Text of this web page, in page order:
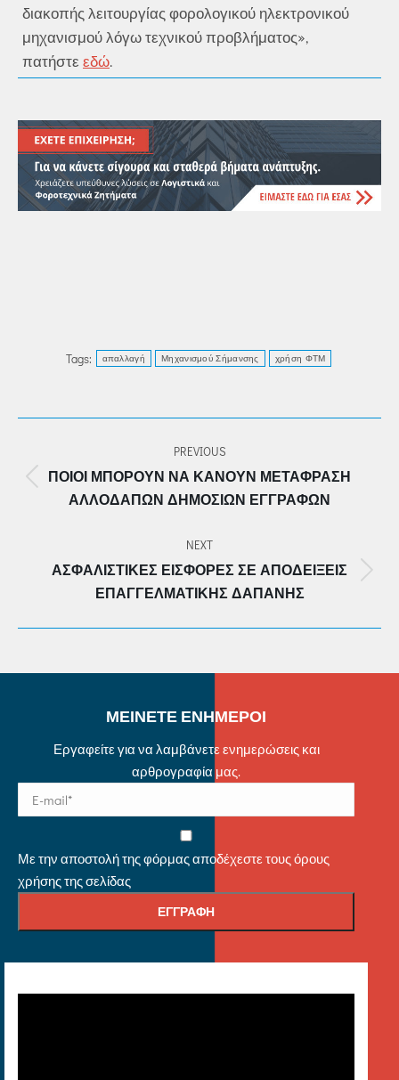
διακοπής λειτουργίας φορολογικού ηλεκτρονικού
μηχανισμού λόγω τεχνικού προβλήματος»,
πατήστε εδώ.
Tags: απαλλαγή Μηχανισμού Σήμανσης χρήση ΦΤΜ
PREVIOUS
Previous
post:
ΠΟΙΟΙ ΜΠΟΡΟΎΝ ΝΑ ΚΆΝΟΥΝ ΜΕΤΆΦΡΑΣΗ
ΑΛΛΟΔΑΠΏΝ ΔΗΜΟΣΊΩΝ ΕΓΓΡΆΦΩΝ
NEXT
Next
post:
ΑΣΦΑΛΙΣΤΙΚΈΣ ΕΙΣΦΟΡΈΣ ΣΕ ΑΠΟΔΕΊΞΕΙΣ
ΕΠΑΓΓΕΛΜΑΤΙΚΉΣ ΔΑΠΆΝΗΣ
ΜΕΙΝΕΤΕ ΕΝΗΜΕΡΟΙ
Εργαφείτε για να λαμβάνετε ενημερώσεις και
αρθρογραφία μας.
Με την αποστολή της φόρμας αποδέχεστε τους όρους
χρήσης της σελίδας